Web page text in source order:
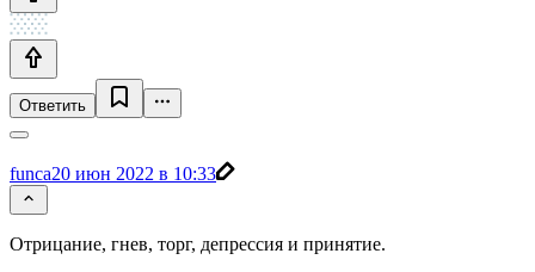
Ответить
funca20 июн 2022 в 10:33
Отрицание, гнев, торг, депрессия и принятие.